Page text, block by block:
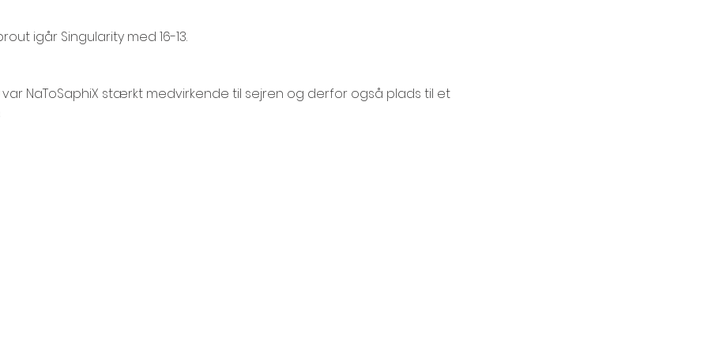
igår Singularity med 16-13.
var NaToSaphiX stærkt medvirkende til sejren og derfor også plads til et